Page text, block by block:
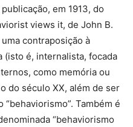
em 1913, do
views it, de John B.
contraposição à
(isto é, internalista, focada
como memória ou
do século XX, além de ser
Também é
“behaviorismo